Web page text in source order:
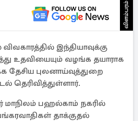
விளம்பரம்
இந்தியாவுக்கு
உதவியையும் வழங்க தயாராக
தேசிய புலனாய்வுத்துறை
தெரிவித்துள்ளார்.
மாநிலம் பஹல்காம் நகரில்
தாக்குதல்